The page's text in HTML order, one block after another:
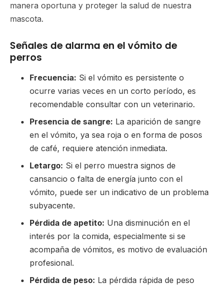
manera oportuna y proteger la salud de nuestra
mascota.
Señales de alarma en el vómito de
perros
Frecuencia: Si el vómito es persistente o
ocurre varias veces en un corto período, es
recomendable consultar con un veterinario.
Presencia de sangre: La aparición de sangre
en el vómito, ya sea roja o en forma de posos
de café, requiere atención inmediata.
Letargo: Si el perro muestra signos de
cansancio o falta de energía junto con el
vómito, puede ser un indicativo de un problema
subyacente.
Pérdida de apetito: Una disminución en el
interés por la comida, especialmente si se
acompaña de vómitos, es motivo de evaluación
profesional.
Pérdida de peso: La pérdida rápida de peso